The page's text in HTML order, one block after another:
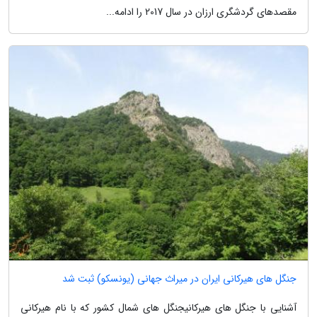
مقصدهای گردشگری ارزان در سال 2017 را ادامه...
جنگل های هیرکانی ایران در میراث جهانی (یونسکو) ثبت شد
آشنایی با جنگل های هیرکانیجنگل های شمال کشور که با نام هیرکانی